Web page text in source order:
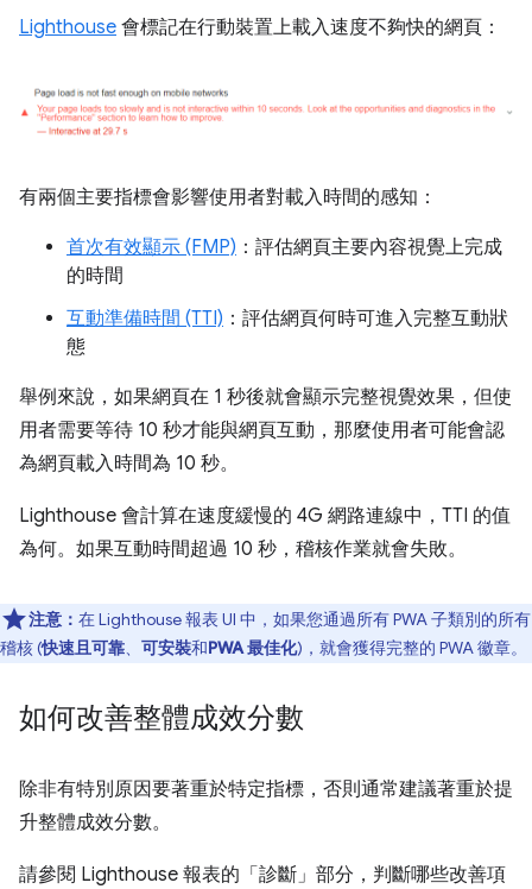
Lighthouse 會標記在行動裝置上載入速度不夠快的網頁：
有兩個主要指標會影響使用者對載入時間的感知：
首次有效顯示 (FMP) ：評估網頁主要內容視覺上完成
的時間
互動準備時間 (TTI) ：評估網頁何時可進入完整互動狀
態
舉例來說，如果網頁在 1 秒後就會顯示完整視覺效果，但使
用者需要等待 10 秒才能與網頁互動，那麼使用者可能會認
為網頁載入時間為 10 秒。
Lighthouse 會計算在速度緩慢的 4G 網路連線中，TTI 的值
為何。如果互動時間超過 10 秒，稽核作業就會失敗。
注意： 在 Lighthouse 報表 UI 中，如果您通過所有 PWA 子類別的所有
稽核 (快速且可靠、 可安裝和PWA 最佳化)，就會獲得完整的 PWA 徽章。
如何改善整體成效分數
除非有特別原因要著重於特定指標，否則通常建議著重於提
升整體成效分數。
請參閱 Lighthouse 報表的「診斷」 部分，判斷哪些改善項